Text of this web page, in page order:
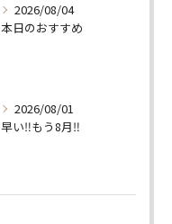
2026/08/04
本日のおすすめ
2026/08/01
早い‼️もう8月‼️